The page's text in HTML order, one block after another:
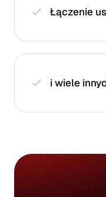
Łączenie
i wiele